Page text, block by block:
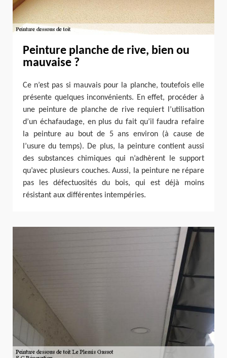
Peinture planche de rive, bien ou
mauvaise ?
Ce n’est pas si mauvais pour la planche, toutefois elle
présente quelques inconvénients. En effet, procéder à
une peinture de planche de rive requiert l’utilisation
d’un échafaudage, en plus du fait qu’il faudra refaire
la peinture au bout de 5 ans environ (à cause de
l’usure du temps). De plus, la peinture contient aussi
des substances chimiques qui n’adhèrent le support
qu’avec plusieurs couches. Aussi, la peinture ne répare
pas les défectuosités du bois, qui est déjà moins
résistant aux différentes intempéries.